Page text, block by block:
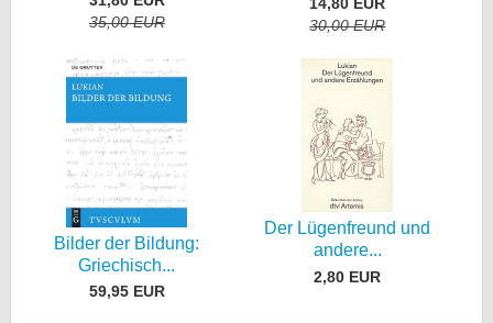
35,00 EUR
14,80 EUR
30,00 EUR
Bilder der Bildung:
Griechisch...
59,95 EUR
Der Lügenfreund und
andere...
2,80 EUR